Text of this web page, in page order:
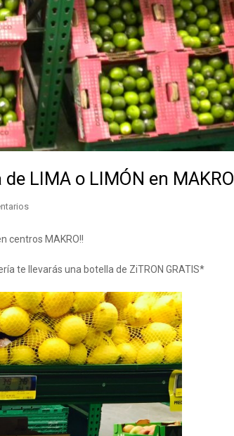
LIMA o LIMÓN en MAKRO
centros MAKRO!!
te llevarás una botella de ZiTRON GRATIS*